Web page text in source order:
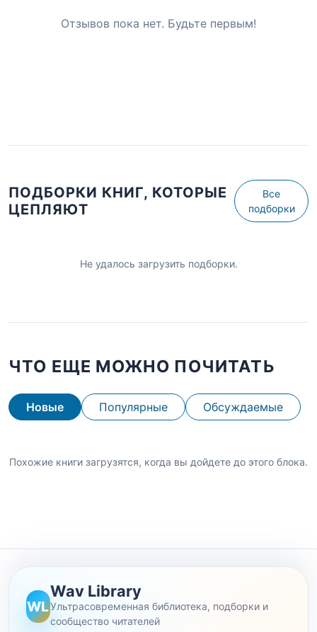
Отзывов пока нет. Будьте первым!
ПОДБОРКИ КНИГ, КОТОРЫЕ
ЦЕПЛЯЮТ
Все
подборки
Не удалось загрузить подборки.
ЧТО ЕЩЕ МОЖНО ПОЧИТАТЬ
Новые Популярные Обсуждаемые
Похожие книги загрузятся, когда вы дойдете до этого блока.
WL
Wav Library
Ультрасовременная библиотека, подборки и
сообщество читателей